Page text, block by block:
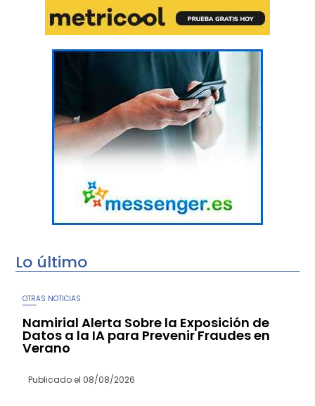
Lo último
OTRAS NOTICIAS
Namirial Alerta Sobre la Exposición de
Datos a la IA para Prevenir Fraudes en
Verano
Publicado el 08/08/2026